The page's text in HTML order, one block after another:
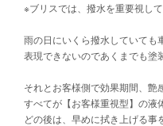
※ブリスでは、撥水を重要視し
雨の日にいくら撥水していても
表現できないのであくまでも塗
それとお客様側で効果期間、
すべてが【お客様重視型】の液
どの後は、早めに拭き上げる